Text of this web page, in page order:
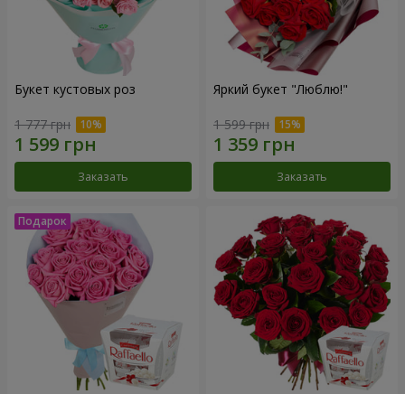
Букет кустовых роз
1 777 грн
Заказать
Яркий букет "Люблю!"
1 599 грн
Заказать